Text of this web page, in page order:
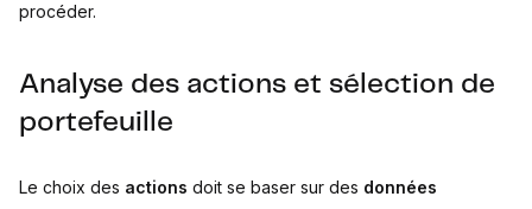
procéder.
Analyse des actions et sélection de
portefeuille
Le choix des actions doit se baser sur des données